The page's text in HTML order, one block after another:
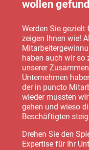
wollen
Werden Sie
zeigen Ihnen wie!
haben auch wir so
unserer
Unternehmen
der in puncto
wieder mussten
gehen und wieso
Beschäftigten
Drehen Sie den
Expertise für Ihr